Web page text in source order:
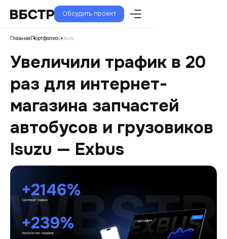
Обсудить проект
ГлавнаяПортфолиоExbus
Увеличили трафик в 20
раз для интернет-
магазина запчастей
автобусов и грузовиков
Isuzu — Exbus